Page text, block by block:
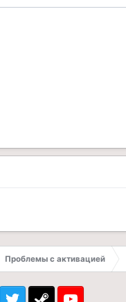
Проблемы с активацией